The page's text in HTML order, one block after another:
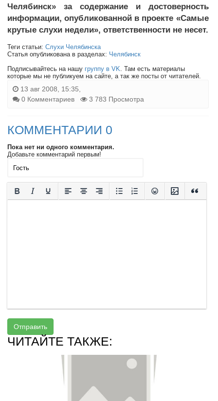
Челябинск» за содержание и достоверность
информации, опубликованной в проекте «Самые
крутые слухи недели», ответственности не несет.
Теги статьи: Слухи Челябинска
Статья опубликована в разделах: Челябинск
Подписывайтесь на нашу группу в VK. Там есть материалы
которые мы не публикуем на сайте, а так же посты от читателей.
13 авг 2008, 15:35,
0 Комментариев
3 783 Просмотра
КОММЕНТАРИИ 0
Пока нет ни одного комментария.
Добавьте комментарий первым!
Отправить
ЧИТАЙТЕ ТАКЖЕ: